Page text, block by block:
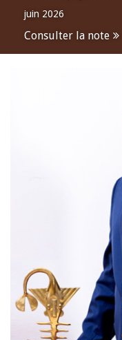
juin 2026
Consulter la note